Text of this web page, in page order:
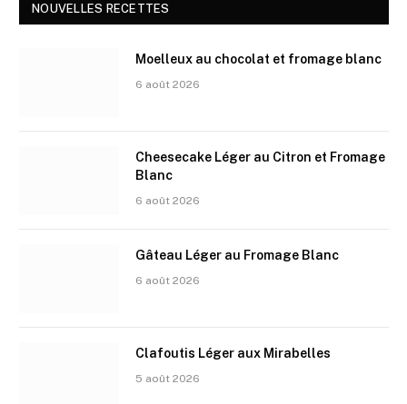
NOUVELLES RECETTES
Moelleux au chocolat et fromage blanc
6 août 2026
Cheesecake Léger au Citron et Fromage
Blanc
6 août 2026
Gâteau Léger au Fromage Blanc
6 août 2026
Clafoutis Léger aux Mirabelles
5 août 2026